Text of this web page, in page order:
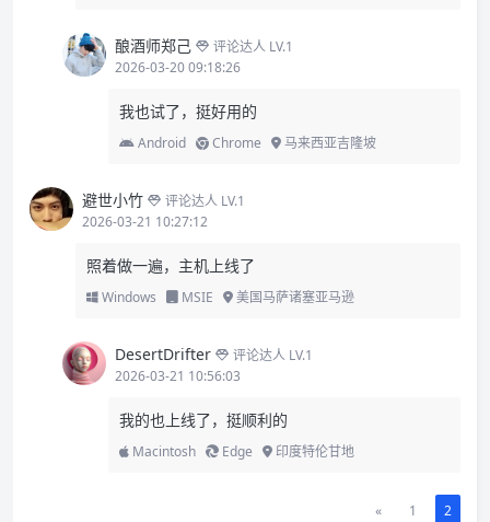
酿酒师郑己
评论达人 LV.1
2026-03-20 09:18:26
我也试了，挺好用的
Android Chrome 马来西亚吉隆坡
避世小竹
评论达人 LV.1
2026-03-21 10:27:12
照着做一遍，主机上线了
Windows MSIE 美国马萨诸塞亚马逊
DesertDrifter
评论达人 LV.1
2026-03-21 10:56:03
我的也上线了，挺顺利的
Macintosh Edge 印度特伦甘地
« 1 2